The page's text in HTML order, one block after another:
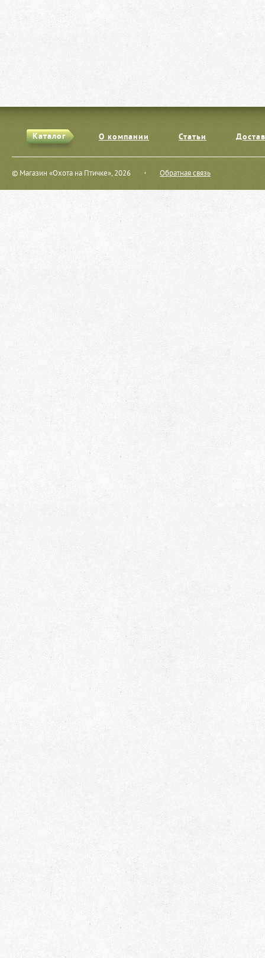
Каталог О компании Статьи
© Магазин «Охота на Птичке», 2026 Обратная связь